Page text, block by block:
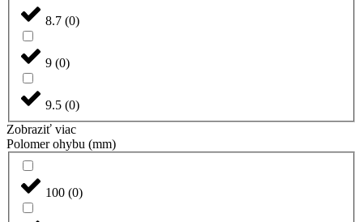
8.7 (0)
9 (0)
9.5 (0)
Zobraziť viac
Polomer ohybu (mm)
100 (0)